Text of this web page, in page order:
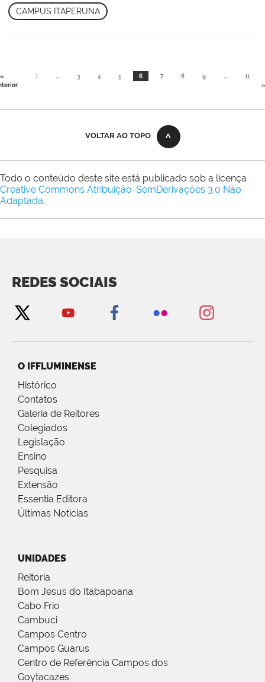
CAMPUS ITAPERUNA
«
1 ... 3 4 5 6 7 8 9 ...
11
»
VOLTAR AO TOPO
Todo o conteúdo deste site está publicado sob a licença
Creative Commons Atribuição-SemDerivações 3.0 Não
Adaptada.
REDES SOCIAIS
O IFFLUMINENSE
Histórico
Contatos
Galeria de Reitores
Colegiados
Legislação
Ensino
Pesquisa
Extensão
Essentia Editora
Últimas Notícias
UNIDADES
Reitoria
Bom Jesus do Itabapoana
Cabo Frio
Cambuci
Campos Centro
Campos Guarus
Centro de Referência Campos dos
Goytacazes